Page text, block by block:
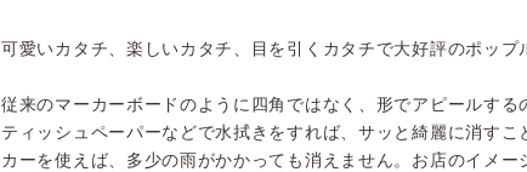
可愛いカタチ、楽しいカタチ、目を引くカタチで大好評のポップ
従来のマーカーボードのように四角ではなく、形でアピールす
ティッシュペーパーなどで水拭きをすれば、サッと綺麗に消す
カーを使えば、多少の雨がかかっても消えません。お店のイメ